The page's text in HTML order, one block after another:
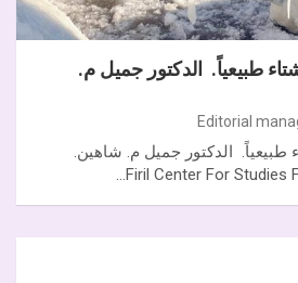
طبيعياً. الدكتور جميل م.
Editorial
طبيعياً. الدكتور جميل م. شاهين.